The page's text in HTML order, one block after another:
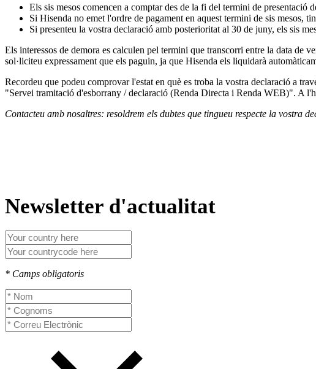
Els sis mesos comencen a comptar des de la fi del termini de
Si Hisenda no emet l'ordre de pagament en aquest termini de sis mesos,
Si presenteu la vostra declaració amb posterioritat al 30 de juny, els sis
Els interessos de demora es calculen pel termini que transcorri entre la data de
sol·liciteu expressament que els paguin, ja que Hisenda els liquidarà
Recordeu que podeu comprovar l'estat en què es troba la vostra declaració a
"Servei tramitació d'esborrany / declaració (Renda Directa i Renda WEB)". A
Contacteu amb nosaltres: resoldrem els dubtes que tingueu respecte la vostra
Newsletter d'actualitat
* Camps obligatoris